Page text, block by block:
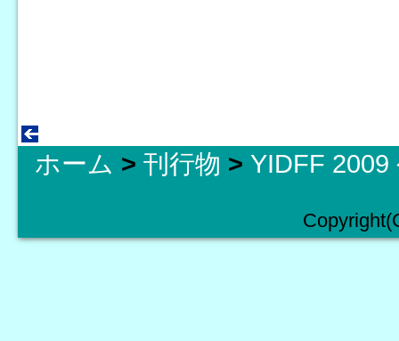
ホーム > 刊行物 > YIDFF